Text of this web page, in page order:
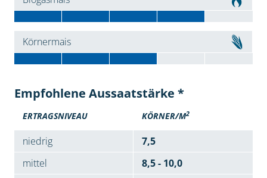
Körnermais
Empfohlene Aussaatstärke *
ERTRAGSNIVEAU KÖRNER/M2
niedrig
7,5
mittel
8,5 - 10,0